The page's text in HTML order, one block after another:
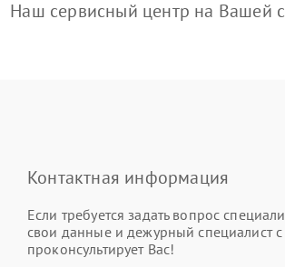
Наш сервисный центр на Вашей
Контактная информация
Если требуется задать вопрос
свои данные и дежурный специалист с
проконсультирует Вас!